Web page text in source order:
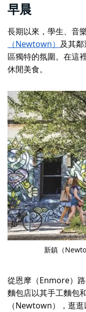
早晨
長期以來，學生、音
（Newtown） 及其
區獨特的氛圍。在這
休閒美食。
新鎮（
從恩摩（Enmore）
麵包店以其手工麵包
（Newtown），逛逛